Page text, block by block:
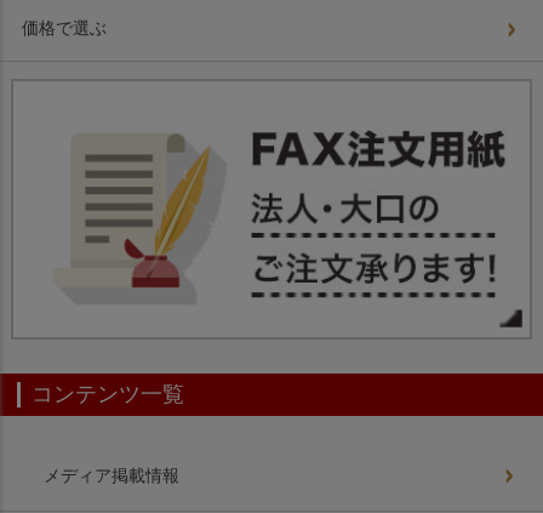
価格で選ぶ
コンテンツ一覧
メディア掲載情報